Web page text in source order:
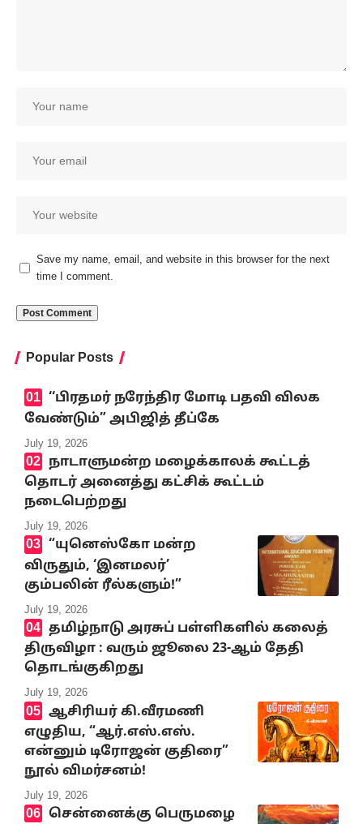
Save my name, email, and website in this browser for the next
time I comment.
Popular Posts
‘‘பிரதமர் நரேந்திர மோடி பதவி விலக
வேண்டும்” அபிஜித் தீப்கே
July 19, 2026
நாடாளுமன்ற மழைக்காலக் கூட்டத்
தொடர் அனைத்து கட்சிக் கூட்டம்
நடைபெற்றது
July 19, 2026
“யுனெஸ்கோ மன்ற
விருதும், ‘இனமலர்’
கும்பலின் ரீல்களும்!”
July 19, 2026
தமிழ்நாடு அரசுப் பள்ளிகளில் கலைத்
திருவிழா : வரும் ஜூலை 23-ஆம் தேதி
தொடங்குகிறது
July 19, 2026
ஆசிரியர் கி.வீரமணி
எழுதிய, “ஆர்.எஸ்.எஸ்.
என்னும் டிரோஜன் குதிரை”
நூல் விமர்சனம்!
July 19, 2026
சென்னைக்கு பெருமழை